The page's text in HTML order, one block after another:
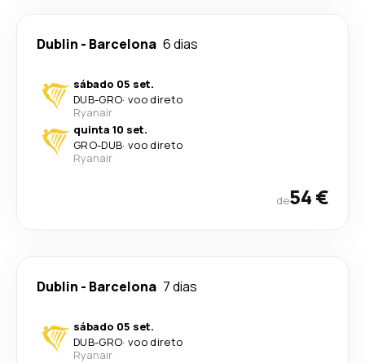
Dublin - Barcelona 6 dias
sábado 05 set.
DUB-GRO· voo direto
Ryanair
quinta 10 set.
GRO-DUB· voo direto
Ryanair
de54 €
Dublin - Barcelona 7 dias
sábado 05 set.
DUB-GRO· voo direto
Ryanair